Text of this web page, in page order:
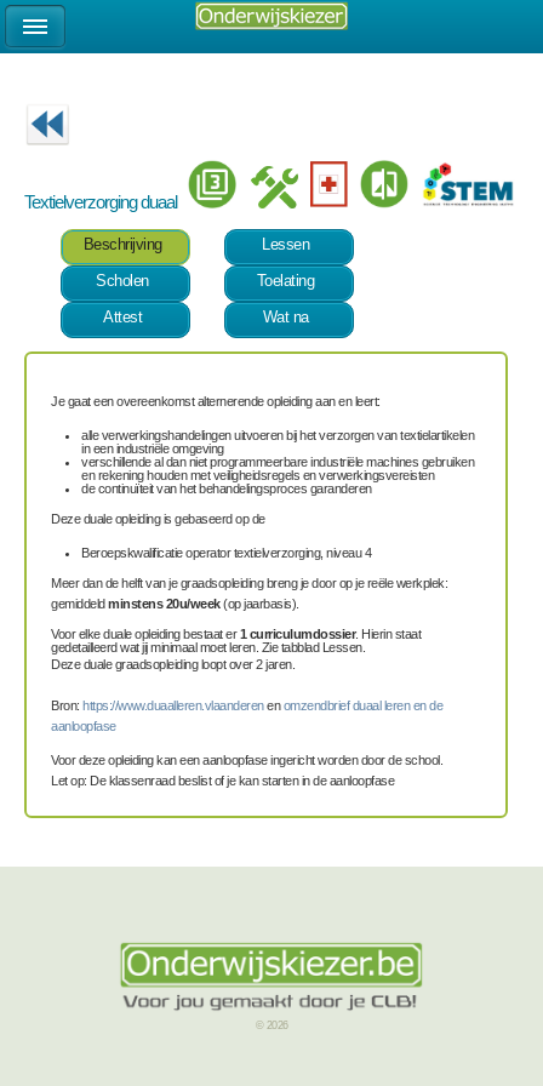
Textielverzorging duaal
Beschrijving
Lessen
Scholen
Toelating
Attest
Wat na
Je gaat een overeenkomst alternerende opleiding aan en leert:
alle verwerkingshandelingen uitvoeren bij het verzorgen van textielartikelen
in een industriële omgeving
verschillende al dan niet programmeerbare industriële machines gebruiken
en rekening houden met veiligheidsregels en verwerkingsvereisten
de continuïteit van het behandelingsproces garanderen
Deze duale opleiding is gebaseerd op de
Beroepskwalificatie operator textielverzorging, niveau 4
Meer dan de helft van je graadsopleiding breng je door op je reële werkplek:
gemiddeldminstens 20u/week(op jaarbasis).
Voor elke duale opleiding bestaat er1 curriculumdossier. Hierin staat
gedetailleerd wat jij minimaal moet leren. Zie tabblad Lessen.
Deze duale graadsopleiding loopt over 2 jaren.
Bron: https://www.duaalleren.vlaanderenenomzendbrief duaal leren en de
aanloopfase
Voor deze opleiding kan een aanloopfase ingericht worden door de school.
Let op: De klassenraad beslist of je kan starten in de aanloopfase
© 2026